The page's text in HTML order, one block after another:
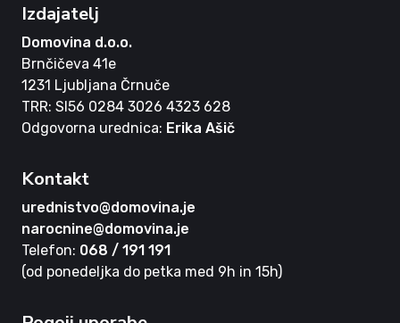
Izdajatelj
Domovina d.o.o.
Brnčičeva 41e
1231 Ljubljana Črnuče
TRR: SI56 0284 3026 4323 628
Odgovorna urednica: Erika Ašič
Kontakt
urednistvo@domovina.je
narocnine@domovina.je
Telefon: 068 / 191 191
(od ponedeljka do petka med 9h in 15h)